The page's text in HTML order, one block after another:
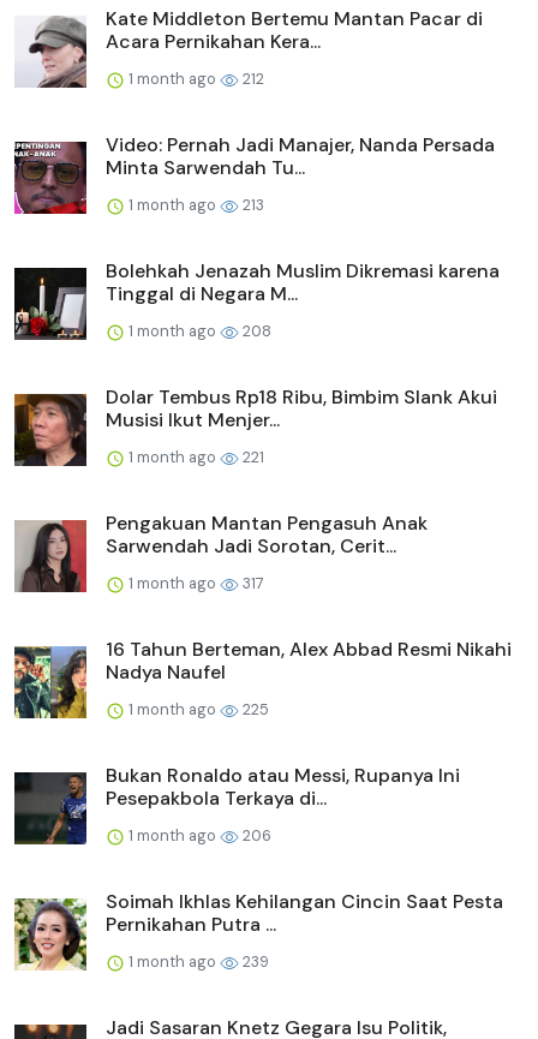
Kate Middleton Bertemu Mantan Pacar di
Acara Pernikahan Kera...
1 month ago 212
Video: Pernah Jadi Manajer, Nanda Persada
Minta Sarwendah Tu...
1 month ago 213
Bolehkah Jenazah Muslim Dikremasi karena
Tinggal di Negara M...
1 month ago 208
Dolar Tembus Rp18 Ribu, Bimbim Slank Akui
Musisi Ikut Menjer...
1 month ago 221
Pengakuan Mantan Pengasuh Anak
Sarwendah Jadi Sorotan, Cerit...
1 month ago 317
16 Tahun Berteman, Alex Abbad Resmi Nikahi
Nadya Naufel
1 month ago 225
Bukan Ronaldo atau Messi, Rupanya Ini
Pesepakbola Terkaya di...
1 month ago 206
Soimah Ikhlas Kehilangan Cincin Saat Pesta
Pernikahan Putra ...
1 month ago 239
Jadi Sasaran Knetz Gegara Isu Politik,